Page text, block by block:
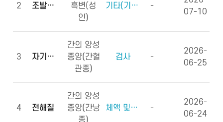
2 조발생률
흑변(성
인)
기타(기타용어) -
07-10
3 자기공명영상
간의 양성
종양(간혈
관종)
검사 -
2026-
06-25
4 전해질
간의 양성
종양(간낭
종)
체액 및 전해질, 영양소 -
2026-
06-24